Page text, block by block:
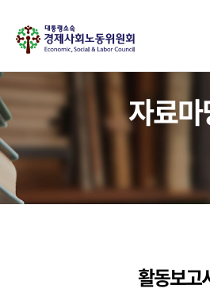
자료
활동보고